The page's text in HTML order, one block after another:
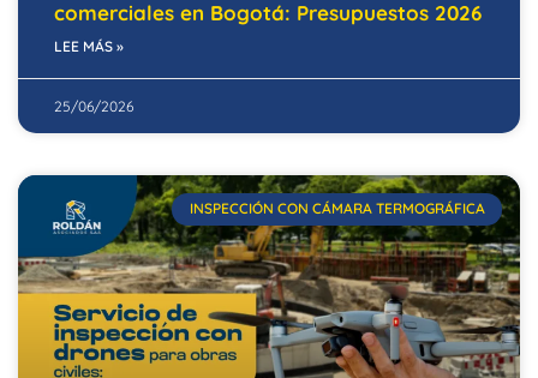
comerciales en Bogotá: Presupuestos 2026
LEE MÁS »
25/06/2026
INSPECCIÓN CON CÁMARA TERMOGRÁFICA